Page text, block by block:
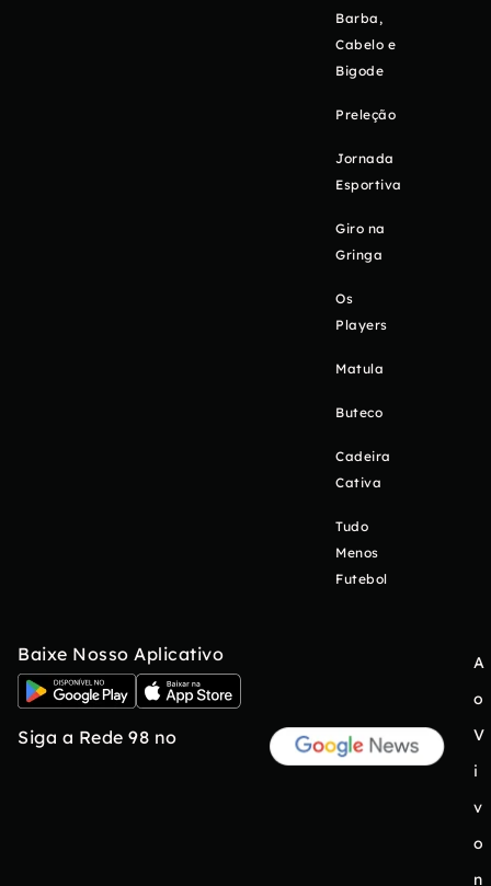
Barba,
Cabelo e
Bigode
Preleção
Jornada
Esportiva
Giro na
Gringa
Os
Players
Matula
Buteco
Cadeira
Cativa
Tudo
Menos
Futebol
Baixe Nosso Aplicativo
Siga a Rede 98 no
A
o
V
i
v
o
n